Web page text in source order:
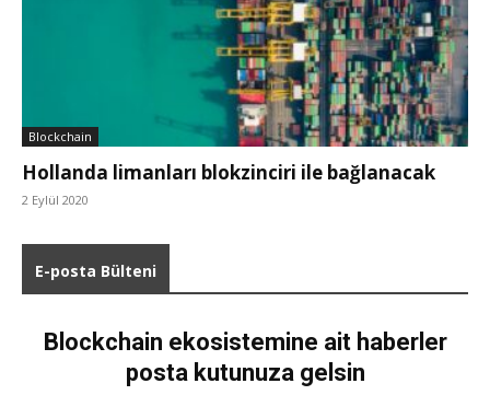
Blockchain
Hollanda limanları blokzinciri ile bağlanacak
2 Eylül 2020
E-posta Bülteni
Blockchain ekosistemine ait haberler
posta kutunuza gelsin